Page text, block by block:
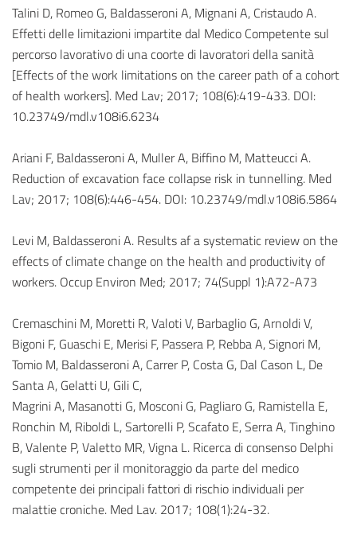
Talini D, Romeo G, Baldasseroni A, Mignani A, Cristaudo A.
Effetti delle limitazioni impartite dal Medico Competente sul
percorso lavorativo di una coorte di lavoratori della sanità
[Effects of the work limitations on the career path of a cohort
of health workers]. Med Lav; 2017; 108(6):419-433. DOI:
10.23749/mdl.v108i6.6234
Ariani F, Baldasseroni A, Muller A, Biffino M, Matteucci A.
Reduction of excavation face collapse risk in tunnelling. Med
Lav; 2017; 108(6):446-454. DOI: 10.23749/mdl.v108i6.5864
Levi M, Baldasseroni A. Results af a systematic review on the
effects of climate change on the health and productivity of
workers. Occup Environ Med; 2017; 74(Suppl 1):A72-A73
Cremaschini M, Moretti R, Valoti V, Barbaglio G, Arnoldi V,
Bigoni F, Guaschi E, Merisi F, Passera P, Rebba A, Signori M,
Tomio M, Baldasseroni A, Carrer P, Costa G, Dal Cason L, De
Santa A, Gelatti U, Gili C,
Magrini A, Masanotti G, Mosconi G, Pagliaro G, Ramistella E,
Ronchin M, Riboldi L, Sartorelli P, Scafato E, Serra A, Tinghino
B, Valente P, Valetto MR, Vigna L. Ricerca di consenso Delphi
sugli strumenti per il monitoraggio da parte del medico
competente dei principali fattori di rischio individuali per
malattie croniche. Med Lav. 2017; 108(1):24-32.